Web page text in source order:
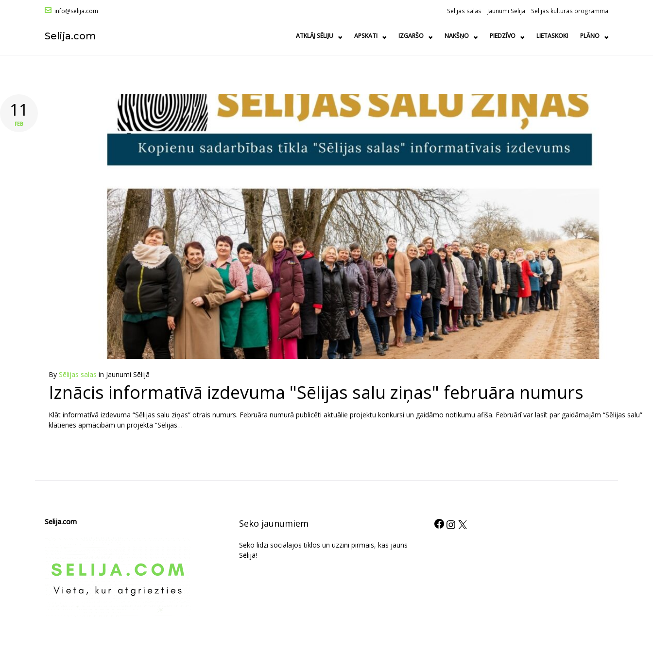
info@selija.com Sēlijas salas Jaunumi Sēlijā Sēlijas kultūras programma
Selija.com ATKLĀJ SĒLIJU APSKATI IZGARŠO NAKŠŅO PIEDZĪVO LIETASKOKI PLĀNO
11
FEB
By Sēlijas salas in Jaunumi Sēlijā
Iznācis informatīvā izdevuma "Sēlijas salu ziņas" februāra numurs
Klāt informatīvā izdevuma “Sēlijas salu ziņas” otrais numurs. Februāra numurā publicēti aktuālie projektu konkursi un gaidāmo notikumu afiša. Februārī var lasīt par gaidāmajām “Sēlijas salu”
klātienes apmācībām un projekta “Sēlijas…
Selija.com Seko jaunumiem
Seko līdzi sociālajos tīklos un uzzini pirmais, kas jauns
Sēlijā!